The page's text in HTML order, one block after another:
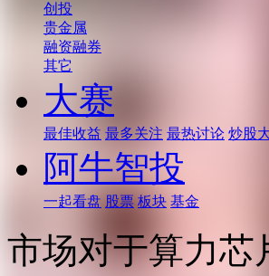
创投
贵金属
融资融券
其它
大赛
最佳收益 最多关注 最热讨论 炒股
阿牛智投
一起看盘 股票 板块 基金
市场对于算力芯